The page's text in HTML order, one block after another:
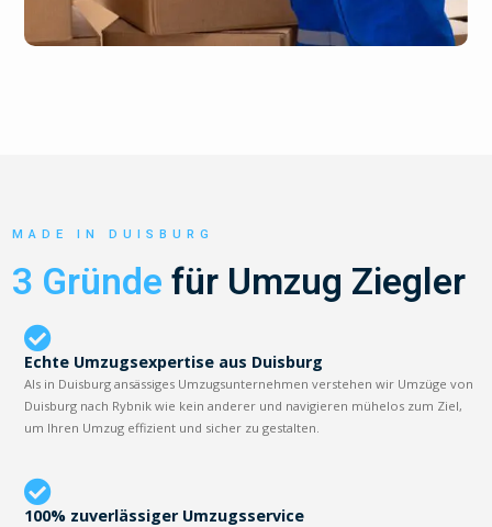
MADE IN DUISBURG
3 Gründe für Umzug Ziegler
Echte Umzugsexpertise aus Duisburg
Als in Duisburg ansässiges Umzugsunternehmen verstehen wir Umzüge von
Duisburg nach Rybnik wie kein anderer und navigieren mühelos zum Ziel,
um Ihren Umzug effizient und sicher zu gestalten.
100% zuverlässiger Umzugsservice